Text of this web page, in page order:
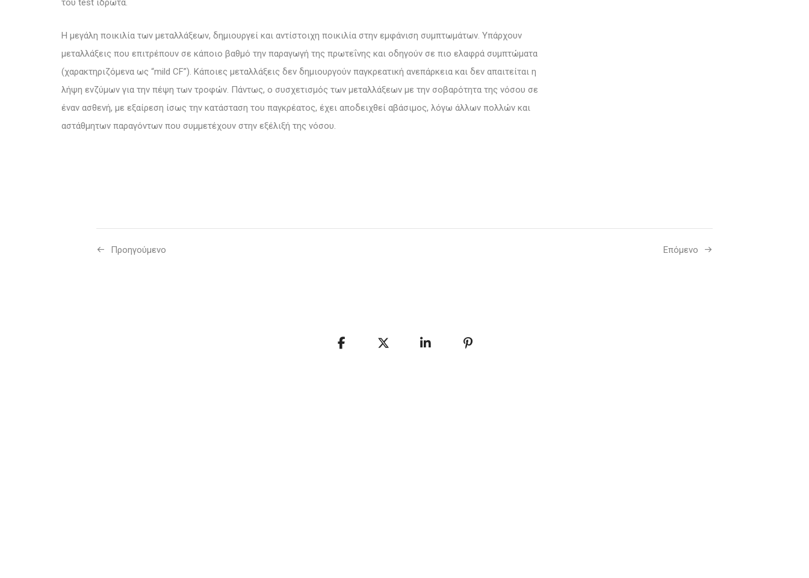
του test ιδρώτα.
Η μεγάλη ποικιλία των μεταλλάξεων, δημιουργεί και αντίστοιχη ποικιλία στην εμφάνιση συμπτωμάτων. Υπάρχουν
μεταλλάξεις που επιτρέπουν σε κάποιο βαθμό την παραγωγή της πρωτεΐνης και οδηγούν σε πιο ελαφρά συμπτώματα
(χαρακτηριζόμενα ως “mild CF”). Κάποιες μεταλλάξεις δεν δημιουργούν παγκρεατική ανεπάρκεια και δεν απαιτείται η
λήψη ενζύμων για την πέψη των τροφών. Πάντως, ο συσχετισμός των μεταλλάξεων με την σοβαρότητα της νόσου σε
έναν ασθενή, με εξαίρεση ίσως την κατάσταση του παγκρέατος, έχει αποδειχθεί αβάσιμος, λόγω άλλων πολλών και
αστάθμητων παραγόντων που συμμετέχουν στην εξέλιξή της νόσου.
Προηγούμενo Επόμενο